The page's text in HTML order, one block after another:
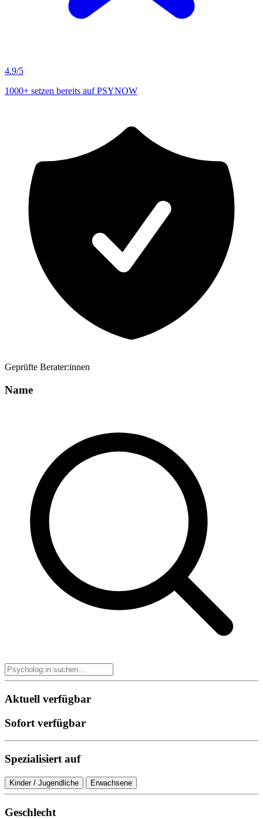
4.9/5
1000+ setzen bereits auf PSYNOW
Geprüfte Berater:innen
Name
Aktuell verfügbar
Sofort verfügbar
Spezialisiert auf
Kinder / Jugendliche Erwachsene
Geschlecht